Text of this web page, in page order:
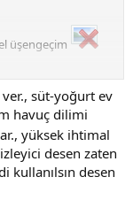
üşengeçim
ver., süt-yoğurt ev
havuç dilimi
yüksek ihtimal
desen zaten
kullanılsın desen